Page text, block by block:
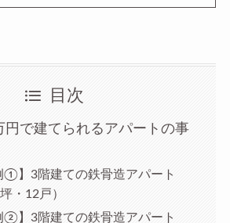
目次
円で建てられるアパートの事
①】3階建ての鉄骨造アパート
・12戸）
②】3階建ての鉄骨造アパート